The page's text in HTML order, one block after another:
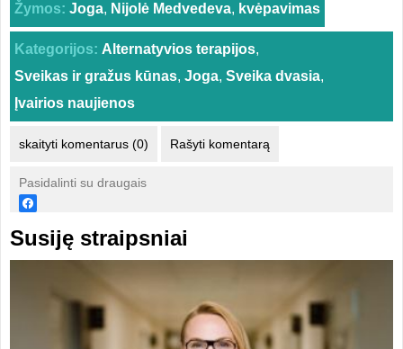
Žymos: Joga, Nijolė Medvedeva, kvėpavimas
Kategorijos: Alternatyvios terapijos,
Sveikas ir gražus kūnas, Joga, Sveika dvasia,
Įvairios naujienos
skaityti komentarus (0) Rašyti komentarą
Pasidalinti su draugais
Susiję straipsniai